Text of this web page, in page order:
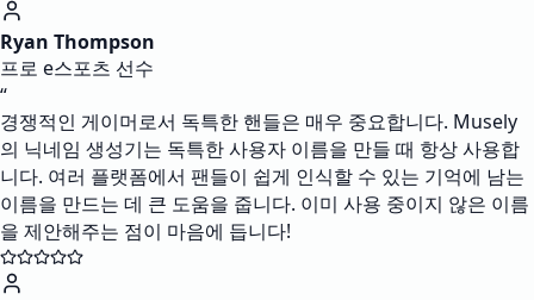
Ryan Thompson
프로 e스포츠 선수
“
경쟁적인 게이머로서 독특한 핸들은 매우 중요합니다. Musely
의 닉네임 생성기는 독특한 사용자 이름을 만들 때 항상 사용합
니다. 여러 플랫폼에서 팬들이 쉽게 인식할 수 있는 기억에 남는
이름을 만드는 데 큰 도움을 줍니다. 이미 사용 중이지 않은 이름
을 제안해주는 점이 마음에 듭니다!